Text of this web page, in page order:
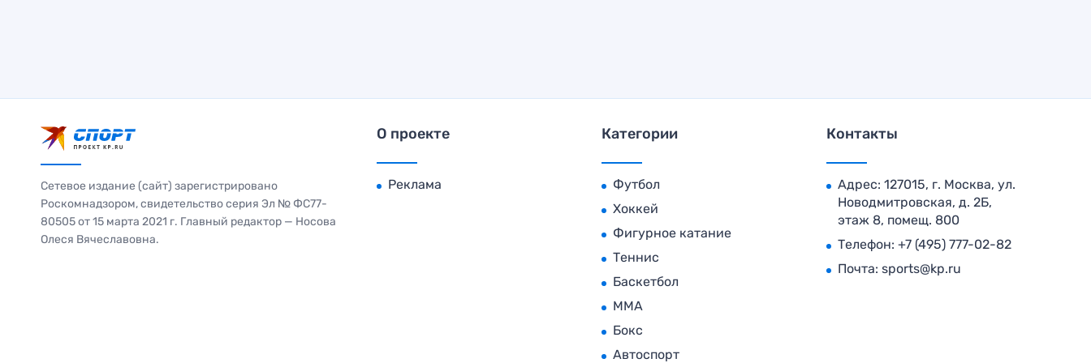
Сетевое издание (сайт) зарегистрировано
Роскомнадзором, свидетельство серия Эл № ФС77-
80505 от 15 марта 2021 г. Главный редактор — Носова
Олеся Вячеславовна.
О проекте
Реклама
Категории
Футбол
Хоккей
Фигурное катание
Теннис
Баскетбол
MMA
Бокс
Автоспорт
Контакты
Адрес: 127015, г. Москва, ул.
Новодмитровская, д. 2Б,
этаж 8, помещ. 800
Телефон: +7 (495) 777-02-82
Почта: sports@kp.ru